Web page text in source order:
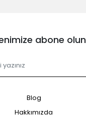
abone olun
Blog
Hakkımızda